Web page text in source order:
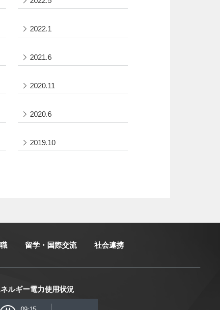
2022.1
2021.6
2020.11
2020.6
2019.10
留学・国際交流 社会連携
ルギー電力使用状況